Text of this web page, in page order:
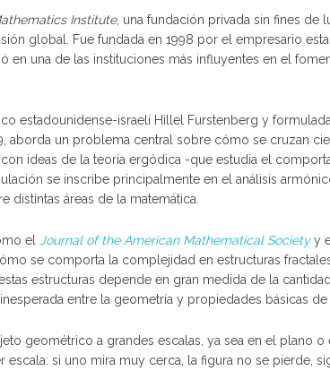
Institute, una fundación privada sin fines de
global. Fue fundada en 1998 por el empresario
en una de las instituciones más influyentes en el
estadounidense-israelí Hillel Furstenberg y
aborda un problema central sobre cómo se cruzan
ideas de la teoría ergódica -que estudia el
se inscribe principalmente en el análisis
áreas de la matemática.
el Journal of the American Mathematical Societyy
se comporta la complejidad en estructuras
estructuras depende en gran medida de la
entre la geometría y propiedades básicas de
geométrico a grandes escalas, ya sea en el plano o
si uno mira muy cerca, la figura no se pierde,